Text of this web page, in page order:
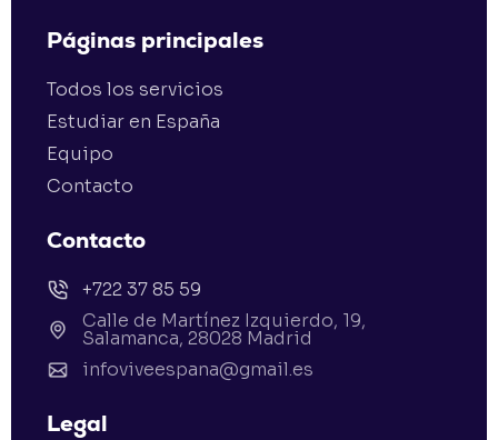
Páginas principales
Todos los servicios
Estudiar en España
Equipo
Contacto
Contacto
+722 37 85 59
Calle de Martínez Izquierdo, 19,
Salamanca, 28028 Madrid
infoviveespana@gmail.es
Legal